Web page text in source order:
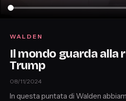
WALDEN
Il mondo guarda alla
Trump
08/11/2024
In questa puntata di Walden